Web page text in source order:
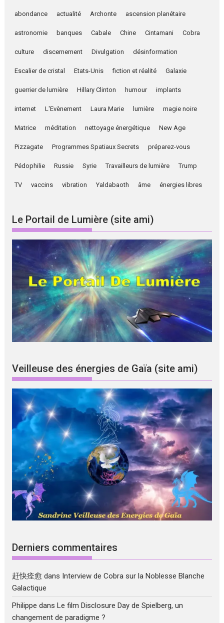
abondance actualité Archonte ascension planétaire
astronomie banques Cabale Chine Cintamani Cobra
culture discernement Divulgation désinformation
Escalier de cristal Etats-Unis fiction et réalité Galaxie
guerrier de lumière Hillary Clinton humour implants
internet L'Evènement Laura Marie lumière magie noire
Matrice méditation nettoyage énergétique New Age
Pizzagate Programmes Spatiaux Secrets préparez-vous
Pédophilie Russie Syrie Travailleurs de lumière Trump
TV vaccins vibration Yaldabaoth âme énergies libres
Le Portail de Lumière (site ami)
Veilleuse des énergies de Gaïa (site ami)
Derniers commentaires
赶快痊愈 dans Interview de Cobra sur la Noblesse Blanche
Galactique
Philippe dansLe film Disclosure Day de Spielberg, un
changement de paradigme ?